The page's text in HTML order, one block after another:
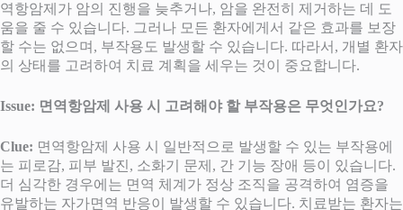
역항암제가 암의 진행을 늦추거나, 암을 완전히 제거하는 데 도
움을 줄 수 있습니다. 그러나 모든 환자에게서 같은 효과를 보장
할 수는 없으며, 부작용도 발생할 수 있습니다. 따라서, 개별 환자
의 상태를 고려하여 치료 계획을 세우는 것이 중요합니다.
Issue: 면역항암제 사용 시 고려해야 할 부작용은 무엇인가요?
Clue: 면역항암제 사용 시 일반적으로 발생할 수 있는 부작용에
는 피로감, 피부 발진, 소화기 문제, 간 기능 장애 등이 있습니다.
더 심각한 경우에는 면역 체계가 정상 조직을 공격하여 염증을
유발하는 자가면역 반응이 발생할 수 있습니다. 치료받는 환자는